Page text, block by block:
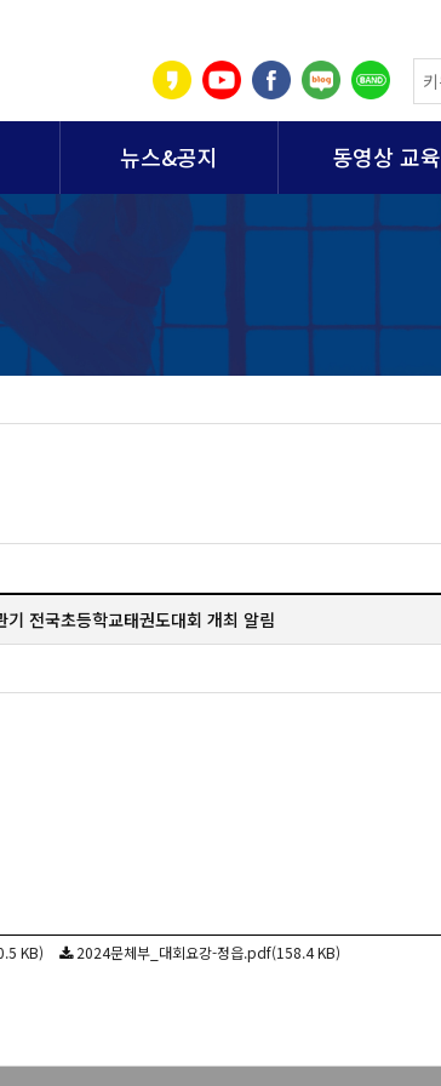
뉴스&공지 동영상 교육
전국초등학교태권도대회 개최 알림
KB) 2024문체부_대회요강-정읍.pdf(158.4 KB)